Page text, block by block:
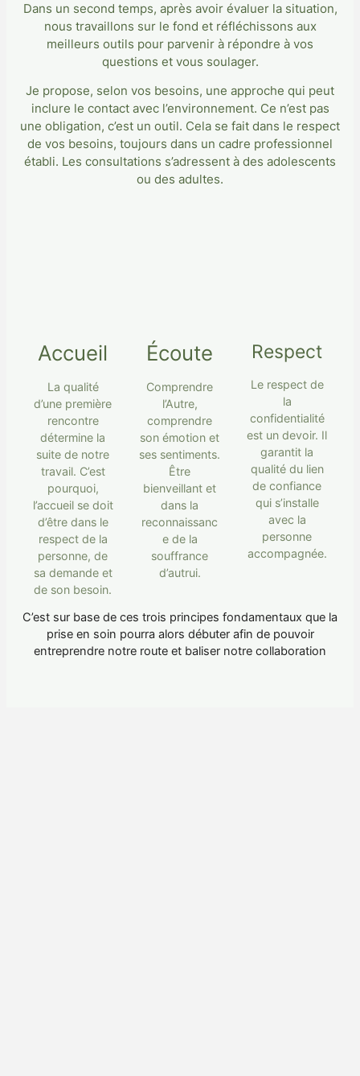
Dans un second temps, après avoir évaluer la situation,
nous travaillons sur le fond et réfléchissons aux
meilleurs outils pour parvenir à répondre à vos
questions et vous soulager.
Je propose, selon vos besoins, une approche qui peut
inclure le contact avec l’environnement. Ce n’est pas
une obligation, c’est un outil. Cela se fait dans le respect
de vos besoins, toujours dans un cadre professionnel
établi. Les consultations s’adressent à des adolescents
ou des adultes.
Accueil
La qualité
d’une première
rencontre
détermine la
suite de notre
travail. C’est
pourquoi,
l’accueil se doit
d’être dans le
respect de la
personne, de
sa demande et
de son besoin.
Écoute
Comprendre
l’Autre,
comprendre
son émotion et
ses sentiments.
Être
bienveillant et
dans la
reconnaissanc
e de la
souffrance
d’autrui.
Respect
Le respect de
la
confidentialité
est un devoir. Il
garantit la
qualité du lien
de confiance
qui s’installe
avec la
personne
accompagnée.
C’est sur base de ces trois principes fondamentaux que la
prise en soin pourra alors débuter afin de pouvoir
entreprendre notre route et baliser notre collaboration